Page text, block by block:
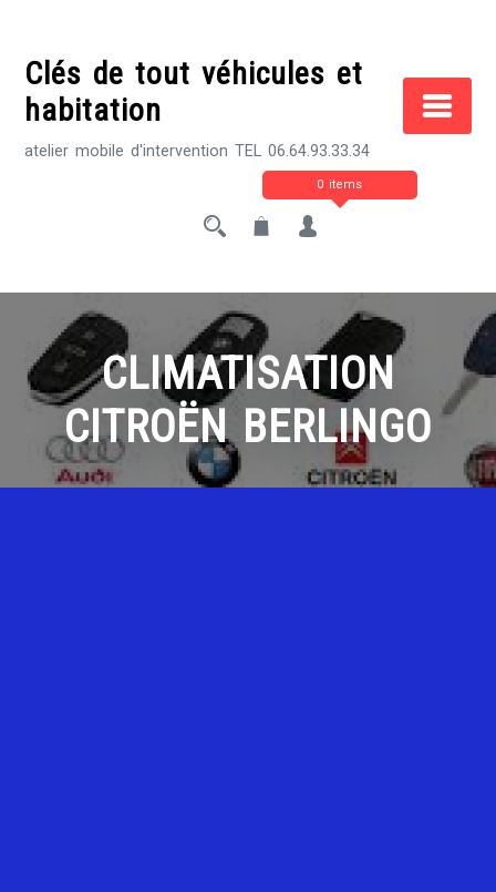
contentClés de tout véhicules et
habitation
atelier mobile d'intervention TEL 06.64.93.33.34
0 items
CLIMATISATION
CITROËN BERLINGO